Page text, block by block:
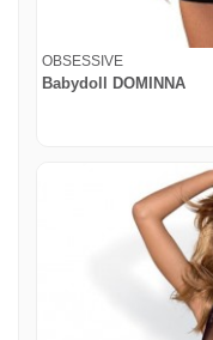
OBSESSIVE
Babydoll DOMINNA